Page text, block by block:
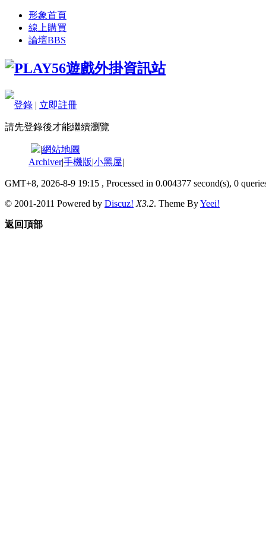
形象首頁
線上購買
論壇BBS
登錄 | 立即註冊
請先登錄後才能繼續瀏覽
|網站地圖
Archiver|手機版|小黑屋|
GMT+8, 2026-8-9 19:15 , Processed in 0.004377 second(s), 0
© 2001-2011 Powered by Discuz! X3.2. Theme ByYeei!
返回頂部